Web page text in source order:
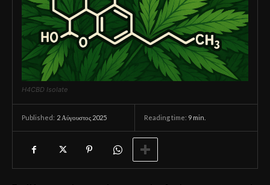
H4CBD Isolate
Published: 2 Αύγουστος 2025 Reading time: 9 min.